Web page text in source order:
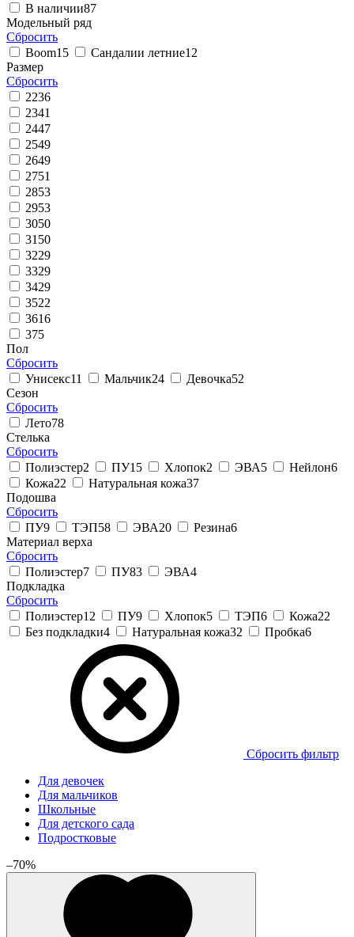
В наличии87
Модельный ряд
Сбросить
Boom15 Сандалии летние12
Размер
Сбросить
2236
2341
2447
2549
2649
2751
2853
2953
3050
31 50
3229
3329
3429
3522
3616
375
Пол
Сбросить
Унисекс11 Мальчик24 Девочка52
Сезон
Сбросить
Лето78
Стелька
Сбросить
Полиэстер2 ПУ15 Хлопок2 ЭВА5 Нейлон6
Кожа22 Натуральная кожа37
Подошва
Сбросить
ПУ9 ТЭП58 ЭВА20 Резина6
Материал верха
Сбросить
Полиэстер7 ПУ83 ЭВА4
Подкладка
Сбросить
Полиэстер12 ПУ9 Хлопок5 ТЭП6 Кожа22
Без подкладки4 Натуральная кожа32 Пробка6
Сбросить фильтр
Для девочек
Для мальчиков
Школьные
Для детского сада
Подростковые
–70%